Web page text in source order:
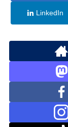
LinkedIn